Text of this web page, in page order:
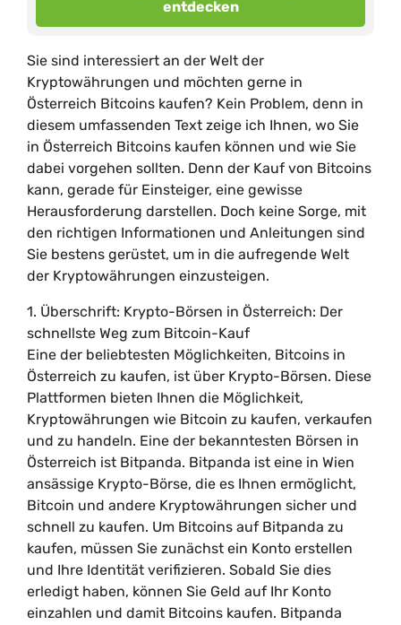
entdecken
Sie sind interessiert an der Welt der
Kryptowährungen und möchten gerne in
Österreich Bitcoins kaufen? Kein Problem, denn in
diesem umfassenden Text zeige ich Ihnen, wo Sie
in Österreich Bitcoins kaufen können und wie Sie
dabei vorgehen sollten. Denn der Kauf von Bitcoins
kann, gerade für Einsteiger, eine gewisse
Herausforderung darstellen. Doch keine Sorge, mit
den richtigen Informationen und Anleitungen sind
Sie bestens gerüstet, um in die aufregende Welt
der Kryptowährungen einzusteigen.
1. Überschrift: Krypto-Börsen in Österreich: Der
schnellste Weg zum Bitcoin-Kauf
Eine der beliebtesten Möglichkeiten, Bitcoins in
Österreich zu kaufen, ist über Krypto-Börsen. Diese
Plattformen bieten Ihnen die Möglichkeit,
Kryptowährungen wie Bitcoin zu kaufen, verkaufen
und zu handeln. Eine der bekanntesten Börsen in
Österreich ist Bitpanda. Bitpanda ist eine in Wien
ansässige Krypto-Börse, die es Ihnen ermöglicht,
Bitcoin und andere Kryptowährungen sicher und
schnell zu kaufen. Um Bitcoins auf Bitpanda zu
kaufen, müssen Sie zunächst ein Konto erstellen
und Ihre Identität verifizieren. Sobald Sie dies
erledigt haben, können Sie Geld auf Ihr Konto
einzahlen und damit Bitcoins kaufen. Bitpanda